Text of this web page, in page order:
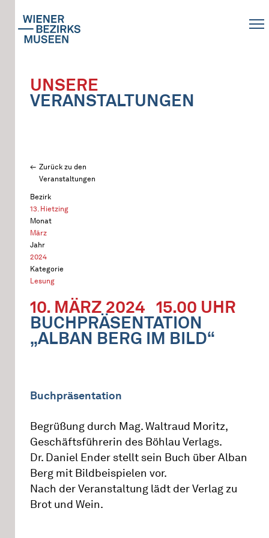
UNSERE
VERANSTALTUNGEN
Zurück zu den
Veranstaltungen
Bezirk
13. Hietzing
Monat
März
Jahr
2024
Kategorie
Lesung
10. MÄRZ 2024 15.00 UHR
BUCHPRÄSENTATION
„ALBAN BERG IM BILD“
Buchpräsentation
Begrüßung durch Mag. Waltraud Moritz,
Geschäftsführerin des Böhlau Verlags.
Dr. Daniel Ender stellt sein Buch über Alban
Berg mit Bildbeispielen vor.
Nach der Veranstaltung lädt der Verlag zu
Brot und Wein.